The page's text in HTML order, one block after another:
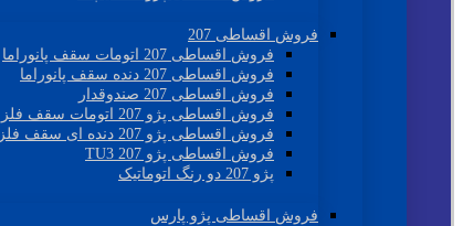
فروش اقساطی 207
فروش اقساطی 207 اتومات سقف پانوراما
فروش اقساطی 207 دنده سقف پانوراما
فروش اقساطی 207 صندوقدار
فروش اقساطی پژو 207 اتومات سقف فلز
فروش اقساطی پژو 207 دنده ای سقف فلز
فروش اقساطی پژو 207 TU3
پژو 207 دو رنگ اتوماتیک
فروش اقساطی پژو پارس